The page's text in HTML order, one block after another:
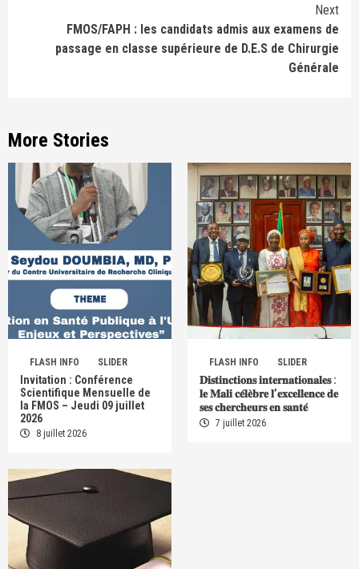
Next
FMOS/FAPH : les candidats admis aux examens de
passage en classe supérieure de D.E.S de Chirurgie
Générale
More Stories
FLASH INFO SLIDER
Invitation : Conférence
Scientifique Mensuelle de
la FMOS – Jeudi 09 juillet
2026
8 juillet 2026
FLASH INFO SLIDER
𝐃𝐢𝐬𝐭𝐢𝐧𝐜𝐭𝐢𝐨𝐧𝐬 𝐢𝐧𝐭𝐞𝐫𝐧𝐚𝐭𝐢𝐨𝐧𝐚𝐥𝐞𝐬 :
𝐥𝐞 𝐌𝐚𝐥𝐢 𝐜𝐞́𝐥𝐞̀𝐛𝐫𝐞 𝐥’𝐞𝐱𝐜𝐞𝐥𝐥𝐞𝐧𝐜𝐞 𝐝𝐞
𝐬𝐞𝐬 𝐜𝐡𝐞𝐫𝐜𝐡𝐞𝐮𝐫𝐬 𝐞𝐧 𝐬𝐚𝐧𝐭𝐞́
7 juillet 2026